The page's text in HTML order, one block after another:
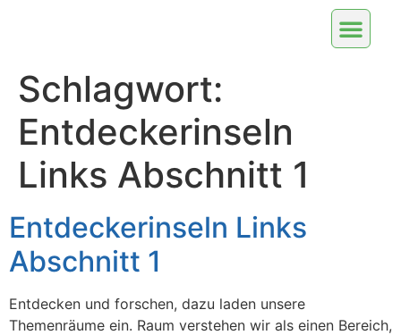
Schlagwort:
Entdeckerinseln
Links Abschnitt 1
Entdeckerinseln Links
Abschnitt 1
Entdecken und forschen, dazu laden unsere
Themenräume ein. Raum verstehen wir als einen Bereich,